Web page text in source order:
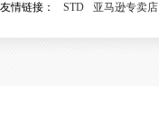
友情链接： STD 亚马逊专卖店